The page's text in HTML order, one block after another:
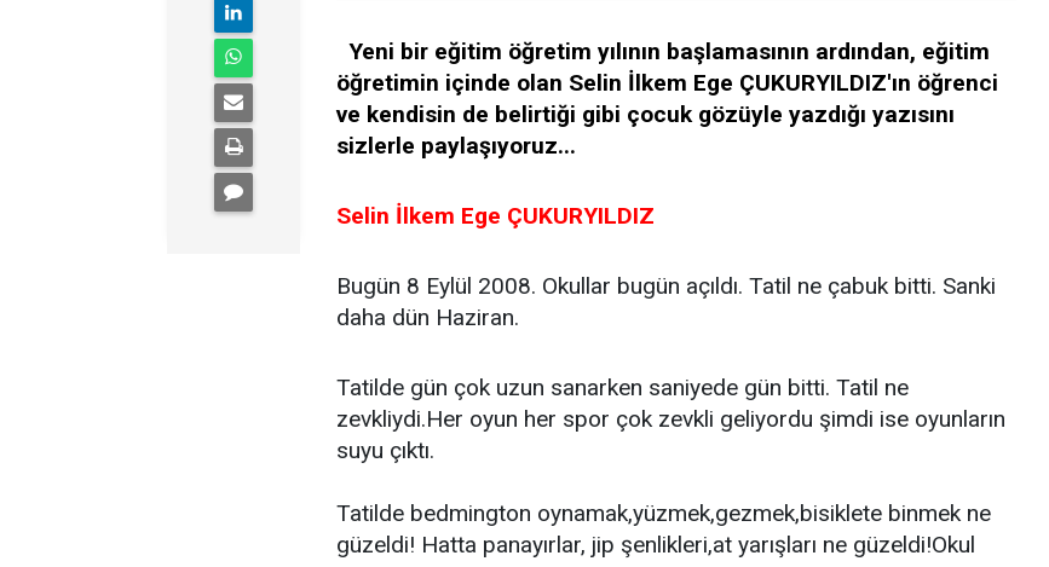
Yeni bir eğitim öğretim yılının başlamasının ardından, eğitim
öğretimin içinde olan Selin İlkem Ege ÇUKURYILDIZ'ın öğrenci
ve kendisin de belirtiği gibi çocuk gözüyle yazdığı yazısını
sizlerle paylaşıyoruz...
Selin İlkem Ege ÇUKURYILDIZ
Bugün 8 Eylül 2008. Okullar bugün açıldı. Tatil ne çabuk bitti. Sanki
daha dün Haziran.
Tatilde gün çok uzun sanarken saniyede gün bitti. Tatil ne
zevkliydi.Her oyun her spor çok zevkli geliyordu şimdi ise oyunların
suyu çıktı.
Tatilde bedmington oynamak,yüzmek,gezmek,bisiklete binmek ne
güzeldi! Hatta panayırlar, jip şenlikleri,at yarışları ne güzeldi!Okul